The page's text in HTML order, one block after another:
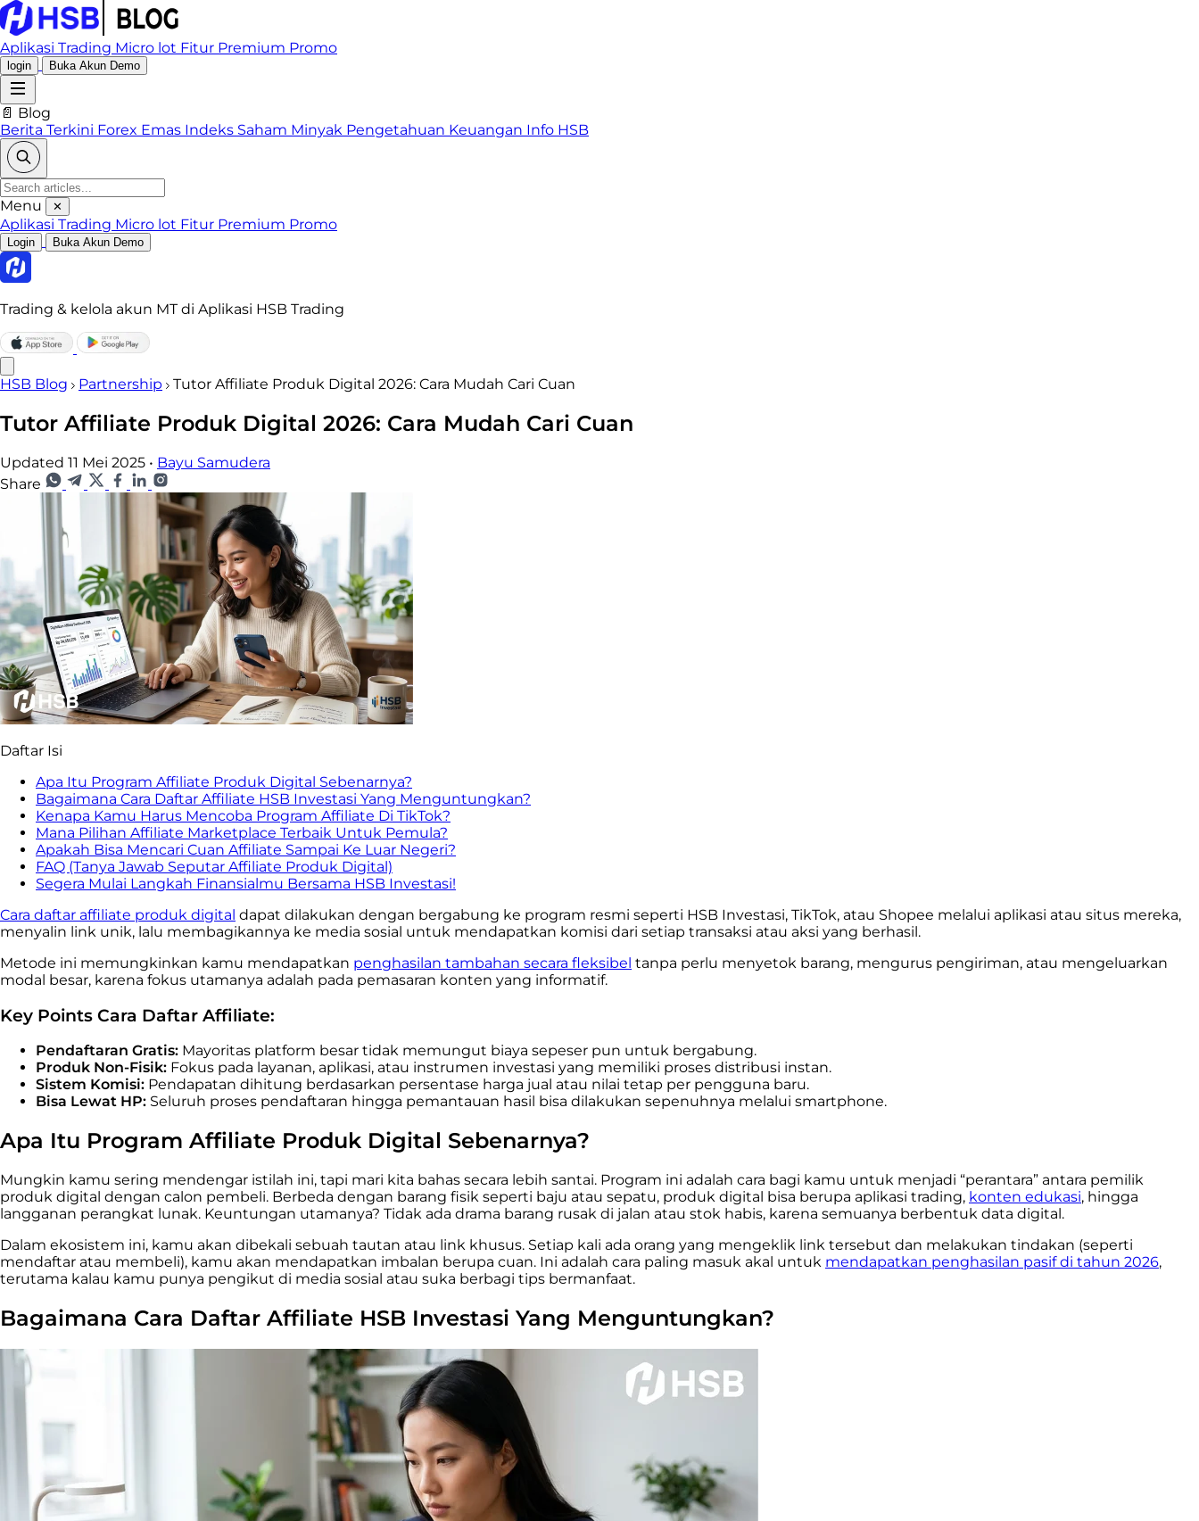
Aplikasi Trading Micro lot Fitur Premium Promo
login Buka Akun Demo
📄 Blog
Berita Terkini Forex Emas Indeks Saham Minyak Pengetahuan Keuangan Info HSB
Menu ✕
Aplikasi Trading Micro lot Fitur Premium Promo
Login Buka Akun Demo
Trading & kelola akun MT di Aplikasi HSB Trading
HSB Blog Partnership Tutor Affiliate Produk Digital 2026: Cara Mudah Cari Cuan
Tutor Affiliate Produk Digital 2026: Cara Mudah Cari Cuan
Updated 11 Mei 2025 • Bayu Samudera
Share
Daftar Isi
Apa Itu Program Affiliate Produk Digital Sebenarnya?
Bagaimana Cara Daftar Affiliate HSB Investasi Yang Menguntungkan?
Kenapa Kamu Harus Mencoba Program Affiliate Di TikTok?
Mana Pilihan Affiliate Marketplace Terbaik Untuk Pemula?
Apakah Bisa Mencari Cuan Affiliate Sampai Ke Luar Negeri?
FAQ (Tanya Jawab Seputar Affiliate Produk Digital)
Segera Mulai Langkah Finansialmu Bersama HSB Investasi!
Cara daftar affiliate produk digital dapat dilakukan dengan bergabung ke program resmi seperti HSB Investasi, TikTok, atau Shopee melalui aplikasi atau situs mereka,
menyalin link unik, lalu membagikannya ke media sosial untuk mendapatkan komisi dari setiap transaksi atau aksi yang berhasil.
Metode ini memungkinkan kamu mendapatkan penghasilan tambahan secara fleksibel tanpa perlu menyetok barang, mengurus pengiriman, atau mengeluarkan
modal besar, karena fokus utamanya adalah pada pemasaran konten yang informatif.
Key Points Cara Daftar Affiliate:
Pendaftaran Gratis: Mayoritas platform besar tidak memungut biaya sepeser pun untuk bergabung.
Produk Non-Fisik: Fokus pada layanan, aplikasi, atau instrumen investasi yang memiliki proses distribusi instan.
Sistem Komisi: Pendapatan dihitung berdasarkan persentase harga jual atau nilai tetap per pengguna baru.
Bisa Lewat HP: Seluruh proses pendaftaran hingga pemantauan hasil bisa dilakukan sepenuhnya melalui smartphone.
Apa Itu Program Affiliate Produk Digital Sebenarnya?
Mungkin kamu sering mendengar istilah ini, tapi mari kita bahas secara lebih santai. Program ini adalah cara bagi kamu untuk menjadi “perantara” antara pemilik
produk digital dengan calon pembeli. Berbeda dengan barang fisik seperti baju atau sepatu, produk digital bisa berupa aplikasi trading, konten edukasi, hingga
langganan perangkat lunak. Keuntungan utamanya? Tidak ada drama barang rusak di jalan atau stok habis, karena semuanya berbentuk data digital.
Dalam ekosistem ini, kamu akan dibekali sebuah tautan atau link khusus. Setiap kali ada orang yang mengeklik link tersebut dan melakukan tindakan (seperti
mendaftar atau membeli), kamu akan mendapatkan imbalan berupa cuan. Ini adalah cara paling masuk akal untuk mendapatkan penghasilan pasif di tahun 2026,
terutama kalau kamu punya pengikut di media sosial atau suka berbagi tips bermanfaat.
Bagaimana Cara Daftar Affiliate HSB Investasi Yang Menguntungkan?